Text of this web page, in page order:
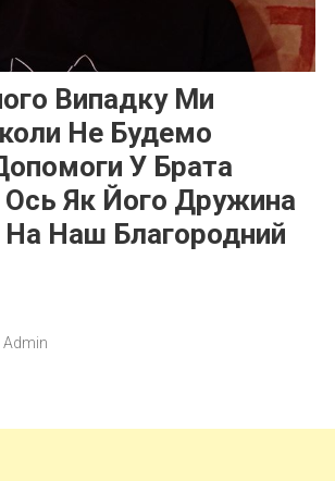
Випадку Ми
Не Будемо
У Брата
Ось Як Його Дружина
На Наш Благородний
Admin